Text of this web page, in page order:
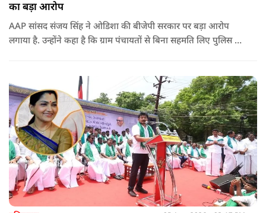
का बड़ा आरोप
AAP सांसद संजय सिंह ने ओडिशा की बीजेपी सरकार पर बड़ा आरोप
लगाया है. उन्होंने कहा है कि ग्राम पंचायतों से बिना सहमति लिए पुलिस के